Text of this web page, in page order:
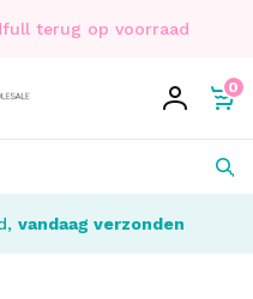
terug op voorraad
0
vandaag verzonden